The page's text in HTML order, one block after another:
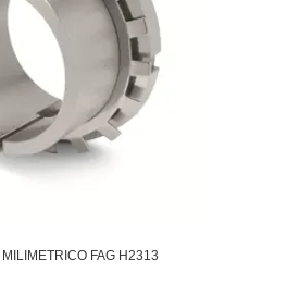
FAG H2313